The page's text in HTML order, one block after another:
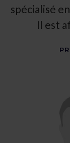
spécialisé
Il est